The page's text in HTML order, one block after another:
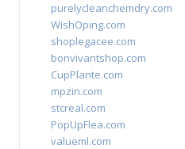
purelycleanchemdry.com
WishOping.com
shoplegacee.com
bonvivantshop.com
CupPlante.com
mpzin.com
stcreal.com
PopUpFlea.com
valueml.com